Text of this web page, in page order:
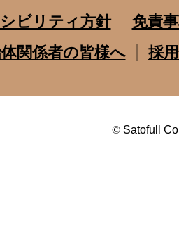
ビリティ方針
免責
関係者の皆様へ
採
© Satofull